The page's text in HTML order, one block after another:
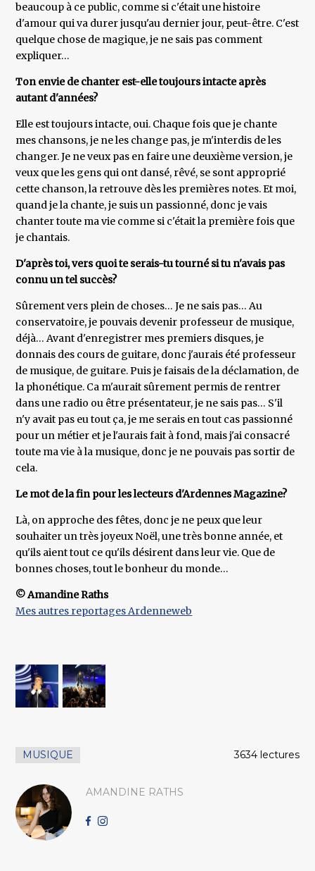
beaucoup à ce public, comme si c'était une histoire
d'amour qui va durer jusqu'au dernier jour, peut-être. C'est
quelque chose de magique, je ne sais pas comment
expliquer…
Ton envie de chanter est-elle toujours intacte après
autant d'années?
Elle est toujours intacte, oui. Chaque fois que je chante
mes chansons, je ne les change pas, je m'interdis de les
changer. Je ne veux pas en faire une deuxième version, je
veux que les gens qui ont dansé, rêvé, se sont approprié
cette chanson, la retrouve dès les premières notes. Et moi,
quand je la chante, je suis un passionné, donc je vais
chanter toute ma vie comme si c'était la première fois que
je chantais.
D'après toi, vers quoi te serais-tu tourné si tu n'avais pas
connu un tel succès?
Sûrement vers plein de choses… Je ne sais pas… Au
conservatoire, je pouvais devenir professeur de musique,
déjà… Avant d'enregistrer mes premiers disques, je
donnais des cours de guitare, donc j'aurais été professeur
de musique, de guitare. Puis je faisais de la déclamation, de
la phonétique. Ca m'aurait sûrement permis de rentrer
dans une radio ou être présentateur, je ne sais pas… S'il
n'y avait pas eu tout ça, je me serais en tout cas passionné
pour un métier et je l'aurais fait à fond, mais j'ai consacré
toute ma vie à la musique, donc je ne pouvais pas sortir de
cela.
Le mot de la fin pour les lecteurs d'Ardennes Magazine?
Là, on approche des fêtes, donc je ne peux que leur
souhaiter un très joyeux Noël, une très bonne année, et
qu'ils aient tout ce qu'ils désirent dans leur vie. Que de
bonnes choses, tout le bonheur du monde…
© Amandine Raths
Mes autres reportages Ardenneweb
MUSIQUE 3634 lectures
AMANDINE RATHS